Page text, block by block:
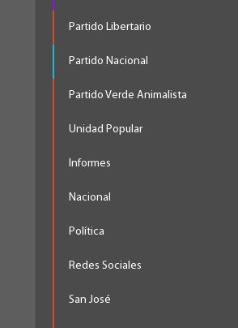
Partido Libertario
Partido Nacional
Partido Verde Animalista
Unidad Popular
Informes
Nacional
Política
Redes Sociales
San José